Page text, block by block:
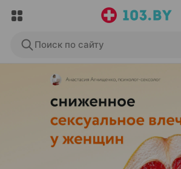
Поиск по сайту
ЭФФЕКТИВНАЯ РЕКЛАМА НА